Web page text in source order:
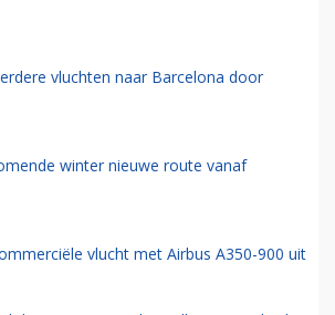
vluchten naar Barcelona door
winter nieuwe route vanaf
vlucht met Airbus A350-900 uit